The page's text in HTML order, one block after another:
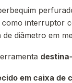
como interruptor
de diâmetro em
em caixa de